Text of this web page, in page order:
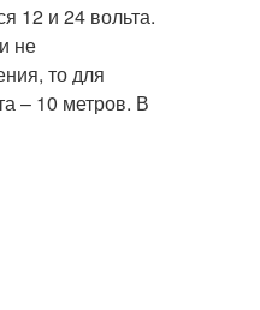
12 и 24 вольта.
не
то для
– 10 метров. В